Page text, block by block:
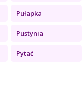
Pułapka
Pustynia
Pytać